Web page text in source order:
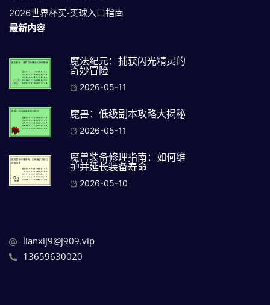
2026世界杯买·买球入口指南
最新内容
魔法纪元：捕获闪光精灵的
奇妙冒险
2026-05-11
魔兽：低级副本攻略大揭秘
2026-05-11
魔兽装备修理指南：如何维
护并延长装备寿命
2026-05-10
lianxij9@j909.vip
13659630020